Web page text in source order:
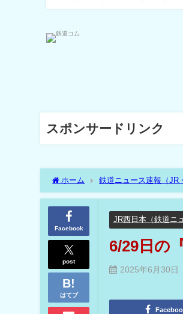
スポンサードリンク
ホーム 鉄道ニュース速報（JR
Facebook
post
はてブ
JR西日本（鉄道ニ
6/29日の
2025年6月30日